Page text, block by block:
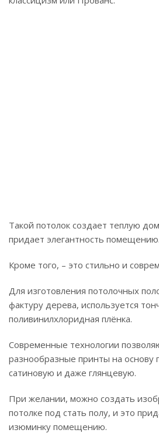
Такой потолок создает теплую
придает элегантность помещению.
Кроме того, – это стильно и
Для изготовления потолочных
фактуру дерева, используется
поливинилхлоридная плёнка.
Современные технологии
разнообразные принты на основу
сатиновую и даже глянцевую.
При желании, можно создать
потолке под стать полу, и это
изюминку помещению.